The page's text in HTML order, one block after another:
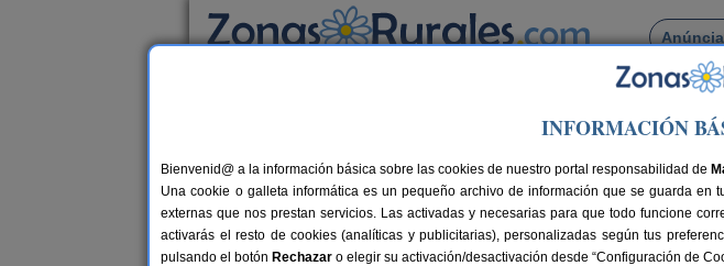
Busca por pueblo
Loma de Montija> Casa Rural
Casa Rural Merindades
Casa Rural en Loma de Montija (Burgos)
Alquiler completo 6 plazas 90 km de Burgos Compartir:
INFORMACIÓN
Bienvenid@ a la información básica sobre las cookies de nuestro portal responsabilidad de
Una cookie o galleta informática es un pequeño archivo de información que se guarda
externas que nos prestan servicios. Las activadas y necesarias para que todo funcione
activarás el resto de cookies (analíticas y publicitarias), personalizadas según tus
pulsando el botón Rechazar o elegir su activación/desactivación desde “Configuración de